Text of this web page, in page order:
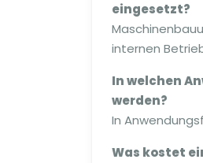
eingesetzt?
internen
In welchen
werden?
In
Was kostet